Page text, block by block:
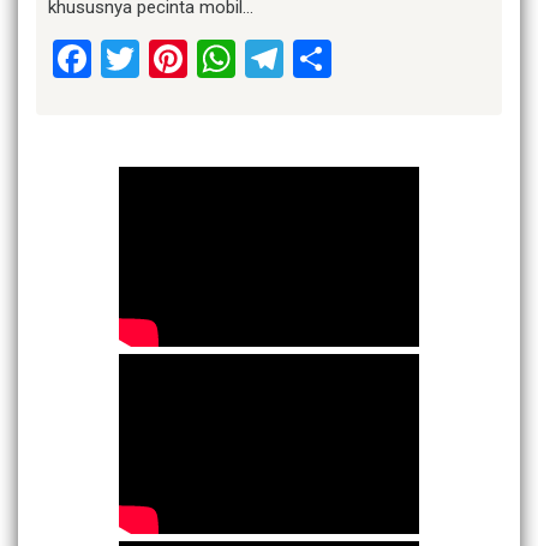
khususnya pecinta mobil…
Facebook
Twitter
Pinterest
WhatsApp
Telegram